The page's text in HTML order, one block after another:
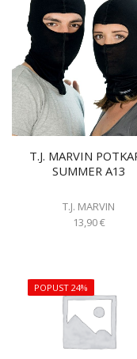
T.J. MARVIN
SUMMER A13
T.J. MARVIN
13,90€
POPUST 24%